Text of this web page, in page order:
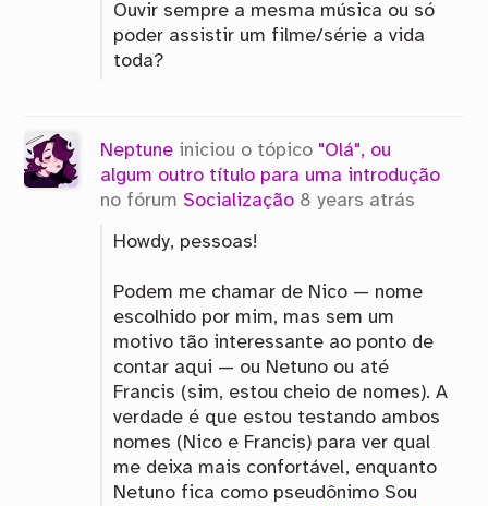
Ouvir sempre a mesma música ou só
poder assistir um filme/série a vida
toda?
Neptune iniciou o tópico "Olá", ou
algum outro título para uma introdução
no fórum Socialização 8 years atrás
Howdy, pessoas!
Podem me chamar de Nico — nome
escolhido por mim, mas sem um
motivo tão interessante ao ponto de
contar aqui — ou Netuno ou até
Francis (sim, estou cheio de nomes). A
verdade é que estou testando ambos
nomes (Nico e Francis) para ver qual
me deixa mais confortável, enquanto
Netuno fica como pseudônimo Sou